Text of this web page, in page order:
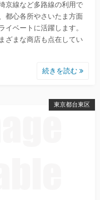
京線など多路線の利用で
都心各所やさいたま方面
イベートに活躍します。
ざまな商店も点在してい
続きを読む
東京都台東区